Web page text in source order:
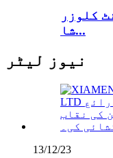
کلوزر
شا...
نیوز لیٹر
13/12/23